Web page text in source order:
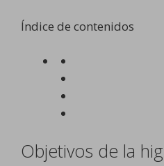
Índice de contenidos
Objetivos de la